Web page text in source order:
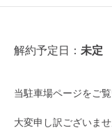
解約予定日： 未定
当駐車場ページをご
大変申し訳ございま